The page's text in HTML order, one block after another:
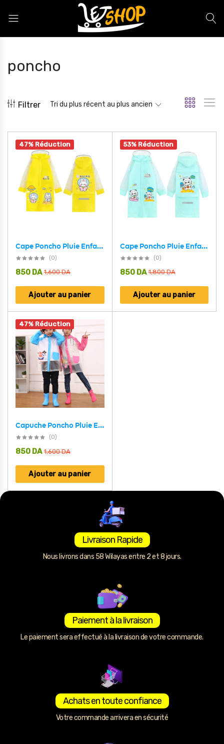
poncho
Filtrer Tri du plus récent au plus ancien
47% Réduction
Cape Poncho Pluie Enfant Impermeable Anti Pluie – Jaune
(0)
1,600DA
850 DA
Ajouter au panier
53% Réduction
Cape Poncho Pluie Enfant Impermeable Anti Pluie – Vert
(0)
1,800DA
850 DA
Ajouter au panier
47% Réduction
Capuche Poncho Pluie Enfant Impermeable Anti Pluie V3
(0)
1,600DA
850 DA
Ajouter au panier
Livraison Rapide
Nous livrons dans 58 Wilayas entre 2 et 8 jours.
Paiement à la livraison
Le paiement sera effectué à la livraison de votre commande.
Achats en toute confiance
Votre commande arrivera en sécurité